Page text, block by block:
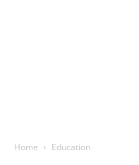
Home Education